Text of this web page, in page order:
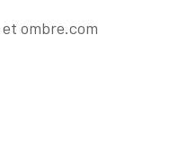
ombre.com